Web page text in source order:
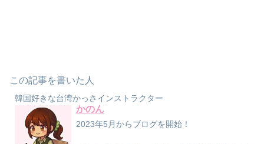
この記事を書いた人
韓国好きな台湾かっさインストラクター
かのん
2023年5月からブログを開始！